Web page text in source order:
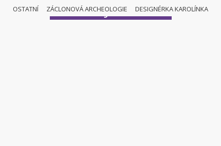
OSTATNÍ
ZÁCLONOVÁ ARCHEOLOGIE DESIGNÉRKA KAROLÍNKA
KOLEJNIČKY